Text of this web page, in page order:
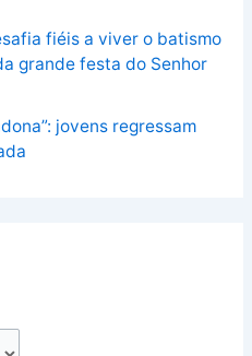
fiéis a viver o batismo
grande festa do Senhor
jovens regressam